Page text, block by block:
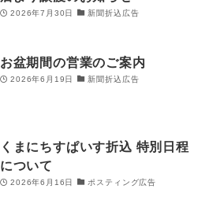
2026年7月30日 新聞折込広告
お盆期間の営業のご案内
2026年6月19日 新聞折込広告
くまにちすぱいす折込 特別日程
について
2026年6月16日 ポスティング広告